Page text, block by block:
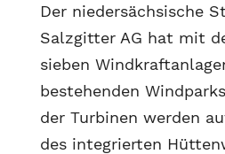
Der niedersächsische
Salzgitter AG hat mit
sieben
bestehenden
der Turbinen werden
des integrierten